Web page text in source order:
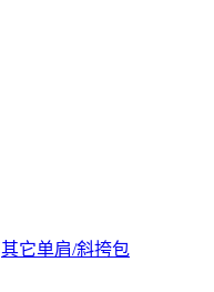
其它单肩/斜挎包